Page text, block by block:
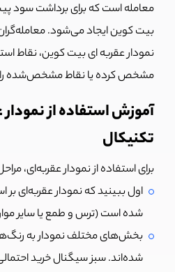
معامله است که برای برداشت سود
بیت کوین ایجاد می‌شود.
نمودار عقربه ای بیت کوین، نقاط
مشخص کرده یا نقاط مشخص‌شده را
آموزش استفاده از
تکنیکال
برای استفاده از نمودار عقربه‌ای،
اول ببینید که نمودار عقربه‌ای
شده است (ترس و طمع یا سایر
بخش‌های مختلف نمودار به
شده‌اند. سبز سیگنال خرید